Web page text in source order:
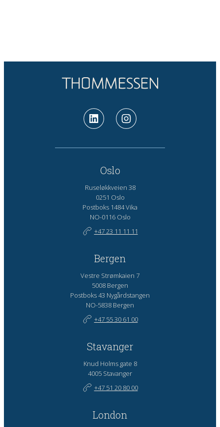
Oslo
Ruseløkkveien 38
0251 Oslo
Postboks 1484 Vika
NO-0116 Oslo
+47 23 11 11 11
Bergen
Vestre Strømkaien 7
5008 Bergen
Postboks 43 Nygårdstangen
NO-5838 Bergen
+47 55 30 61 00
Stavanger
Knud Holms gate 8
4005 Stavanger
+47 51 20 80 00
London